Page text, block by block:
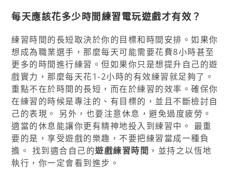
每天應該花多少時間練習電玩遊戲才有效？
練習時間的長短取決於你的目標和時間安排。如果你
想成為職業選手，那麼每天可能需要花費8小時甚至
更多的時間進行練習。但如果你只是想提升自己的遊
戲實力，那麼每天花1-2小時的有效練習就足夠了。
重點不在於時間的長短，而在於練習的效率。確保你
在練習的時候是專注的、有目標的，並且不斷檢討自
己的表現。 另外，也要注意休息，避免過度疲勞。
適當的休息能讓你更有精神地投入到練習中。 最重
要的是，享受遊戲的樂趣，不要把練習當成一種負
擔。 找到適合自己的遊戲練習時間 ，並持之以恆地
執行，你一定會看到進步。